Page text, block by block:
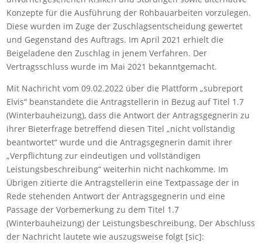
Konzepte für die Ausführung der Rohbauarbeiten vorzulegen.
Diese wurden im Zuge der Zuschlagsentscheidung gewertet
und Gegenstand des Auftrags. Im April 2021 erhielt die
Beigeladene den Zuschlag in jenem Verfahren. Der
Vertragsschluss wurde im Mai 2021 bekanntgemacht.
Mit Nachricht vom 09.02.2022 über die Plattform „subreport
Elvis“ beanstandete die Antragstellerin in Bezug auf Titel 1.7
(Winterbauheizung), dass die Antwort der Antragsgegnerin zu
ihrer Bieterfrage betreffend diesen Titel „nicht vollständig
beantwortet“ wurde und die Antragsgegnerin damit ihrer
„Verpflichtung zur eindeutigen und vollständigen
Leistungsbeschreibung“ weiterhin nicht nachkomme. Im
Übrigen zitierte die Antragstellerin eine Textpassage der in
Rede stehenden Antwort der Antragsgegnerin und eine
Passage der Vorbemerkung zu dem Titel 1.7
(Winterbauheizung) der Leistungsbeschreibung. Der Abschluss
der Nachricht lautete wie auszugsweise folgt [sic]: